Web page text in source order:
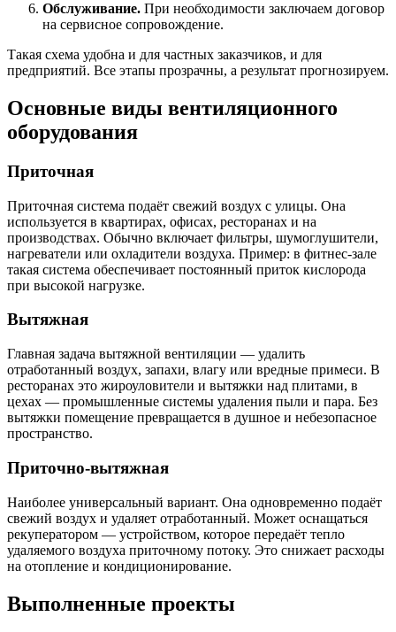
Обслуживание. При необходимости заключаем договор
на сервисное сопровождение.
Такая схема удобна и для частных заказчиков, и для
предприятий. Все этапы прозрачны, а результат прогнозируем.
Основные виды вентиляционного
оборудования
Приточная
Приточная система подаёт свежий воздух с улицы. Она
используется в квартирах, офисах, ресторанах и на
производствах. Обычно включает фильтры, шумоглушители,
нагреватели или охладители воздуха. Пример: в фитнес-зале
такая система обеспечивает постоянный приток кислорода
при высокой нагрузке.
Вытяжная
Главная задача вытяжной вентиляции — удалить
отработанный воздух, запахи, влагу или вредные примеси. В
ресторанах это жироуловители и вытяжки над плитами, в
цехах — промышленные системы удаления пыли и пара. Без
вытяжки помещение превращается в душное и небезопасное
пространство.
Приточно-вытяжная
Наиболее универсальный вариант. Она одновременно подаёт
свежий воздух и удаляет отработанный. Может оснащаться
рекуператором — устройством, которое передаёт тепло
удаляемого воздуха приточному потоку. Это снижает расходы
на отопление и кондиционирование.
Выполненные проекты